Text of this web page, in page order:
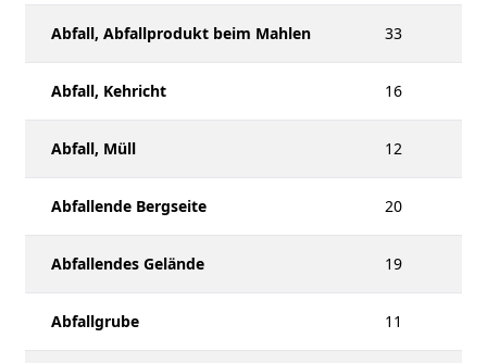
Abfall, Abfallprodukt beim Mahlen 33
Abfall, Kehricht 16
Abfall, Müll 12
Abfallende Bergseite 20
Abfallendes Gelände 19
Abfallgrube 11